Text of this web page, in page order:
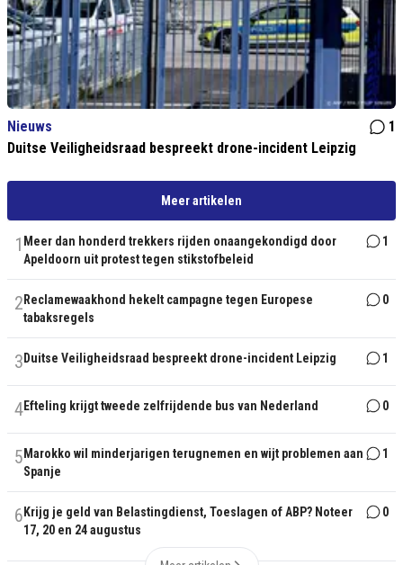
Nieuws
1
Duitse Veiligheidsraad bespreekt drone-incident Leipzig
Meer artikelen
1 Meer dan honderd trekkers rijden onaangekondigd door
Apeldoorn uit protest tegen stikstofbeleid
1
2 Reclamewaakhond hekelt campagne tegen Europese
tabaksregels
0
3 Duitse Veiligheidsraad bespreekt drone-incident Leipzig 1
4Efteling krijgt tweede zelfrijdende bus van Nederland 0
5 Marokko wil minderjarigen terugnemen en wijt problemen aan
Spanje
1
6 Krijg je geld van Belastingdienst, Toeslagen of ABP? Noteer
17, 20 en 24 augustus
0